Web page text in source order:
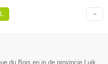
du Bois en in de provincie Luik.